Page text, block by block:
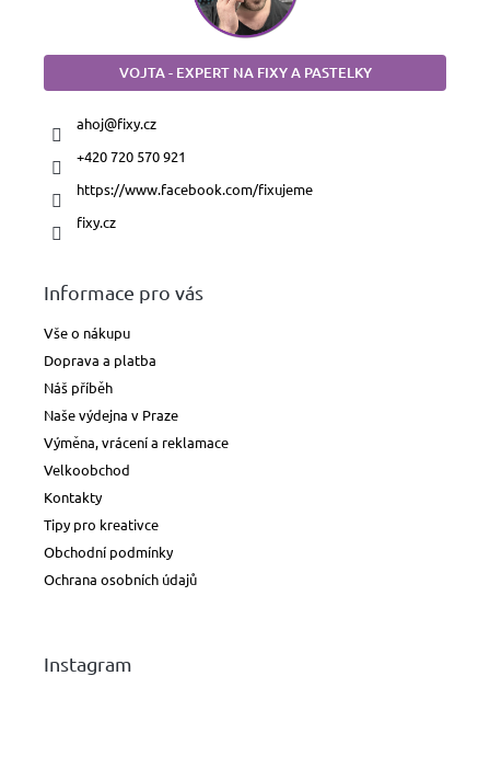
VOJTA - EXPERT NA FIXY A PASTELKY
ahoj@fixy.cz
+420 720 570 921
https://www.facebook.com/fixujeme
fixy.cz
Informace pro vás
Vše o nákupu
Doprava a platba
Náš příběh
Naše výdejna v Praze
Výměna, vrácení a reklamace
Velkoobchod
Kontakty
Tipy pro kreativce
Obchodní podmínky
Ochrana osobních údajů
Instagram